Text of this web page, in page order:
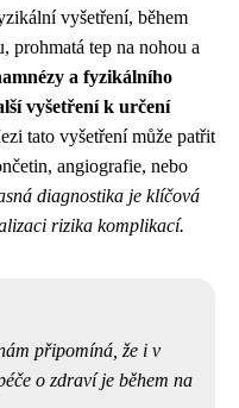
vyšetření, během
prohmatá tep na nohou a
a fyzikálního
vyšetření k určení
tato vyšetření může patřit
angiografie, nebo
diagnostika je klíčová
rizika komplikací.
připomíná, že i v
o zdraví je během na